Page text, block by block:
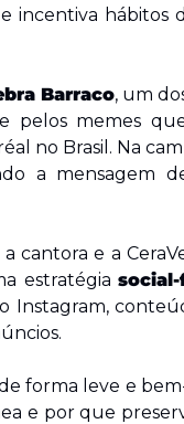
incentiva hábitos
Barraco, um
memes
no Brasil. Na
a mensagem
e a
estratégia
forma leve e
e por que